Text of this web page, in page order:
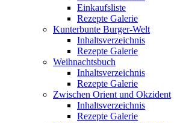
Einkaufsliste
Rezepte Galerie
Kunterbunte Burger-Welt
Inhaltsverzeichnis
Rezepte Galerie
Weihnachtsbuch
Inhaltsverzeichnis
Rezepte Galerie
Zwischen Orient und Okzident
Inhaltsverzeichnis
Rezepte Galerie